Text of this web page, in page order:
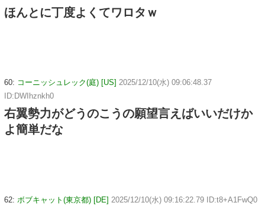
ほんとに丁度よくてワロタｗ
60: コーニッシュレック(庭) [US] 2025/12/10(水) 09:06:48.37
ID:DWIhznkh0
右翼勢力がどうのこうの願望言えばいいだけか
よ簡単だな
62: ボブキャット(東京都) [DE] 2025/12/10(水) 09:16:22.79 ID:t8+A1FwQ0